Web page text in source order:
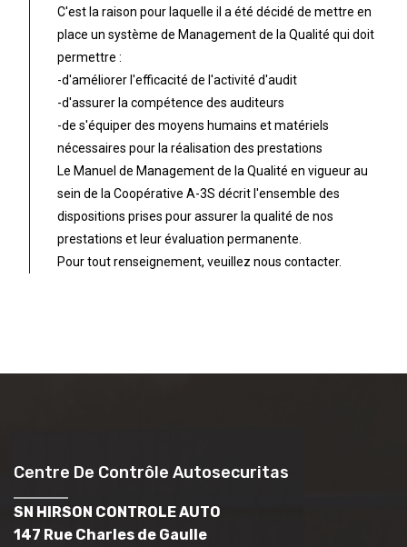
C'est la raison pour laquelle il a été décidé de mettre en
place un système de Management de la Qualité qui doit
permettre :
-d'améliorer l'efficacité de l'activité d'audit
-d'assurer la compétence des auditeurs
-de s'équiper des moyens humains et matériels
nécessaires pour la réalisation des prestations
Le Manuel de Management de la Qualité en vigueur au
sein de la Coopérative A-3S décrit l'ensemble des
dispositions prises pour assurer la qualité de nos
prestations et leur évaluation permanente.
Pour tout renseignement, veuillez nous contacter.
Centre De Contrôle Autosecuritas
SN HIRSON CONTROLE AUTO
147 Rue Charles de Gaulle